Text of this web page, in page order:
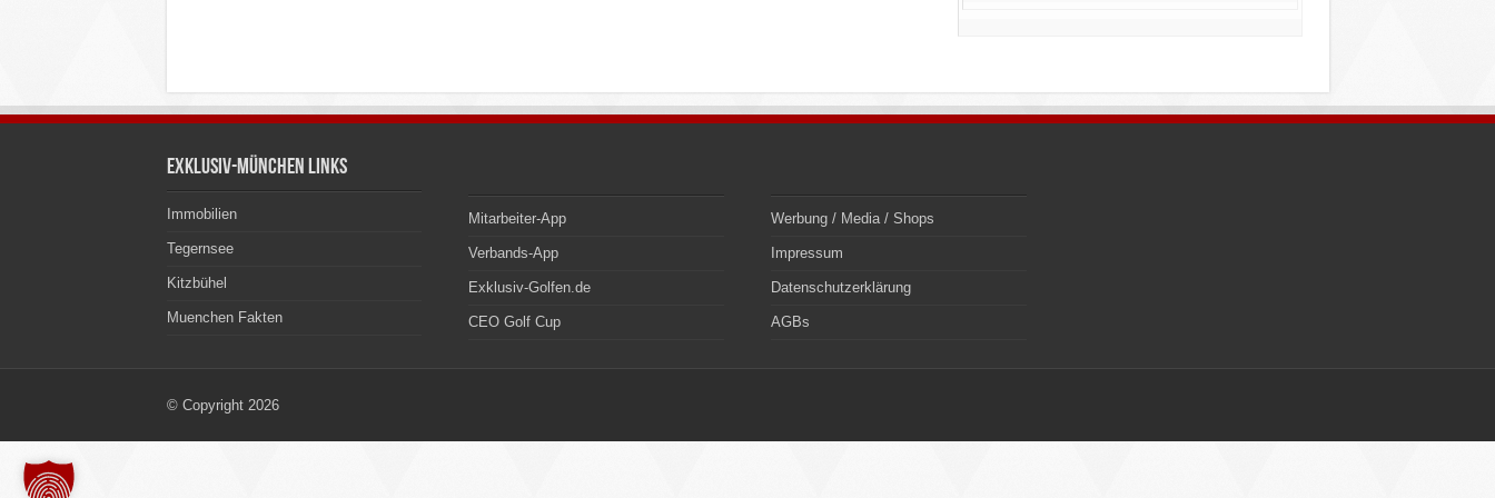
Exklusiv-München Links
Immobilien
Tegernsee
Kitzbühel
Muenchen Fakten
Mitarbeiter-App
Verbands-App
Exklusiv-Golfen.de
CEO Golf Cup
Werbung / Media / Shops
Impressum
Datenschutzerklärung
AGBs
© Copyright 2026